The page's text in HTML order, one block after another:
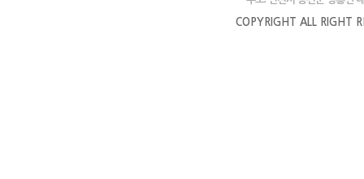
COPYRIGHT ALL RIGHT